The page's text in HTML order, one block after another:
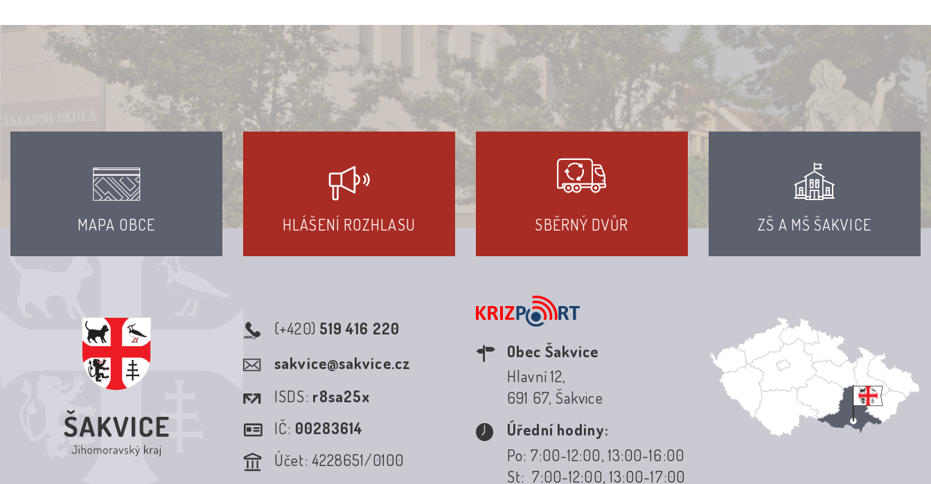
MAPA OBCE HLÁŠENÍ ROZHLASU SBĚRNÝ DVŮR ZŠ A MŠ ŠAKVICE
(+420) 519 416 220
sakvice@sakvice.cz
ISDS: r8sa25x
IČ: 00283614
Účet: 4228651/0100
Obec Šakvice
Hlavní 12,
691 67, Šakvice
Úřední hodiny:
Po: 7:00-12:00, 13:00-16:00
St: 7:00-12:00, 13:00-17:00